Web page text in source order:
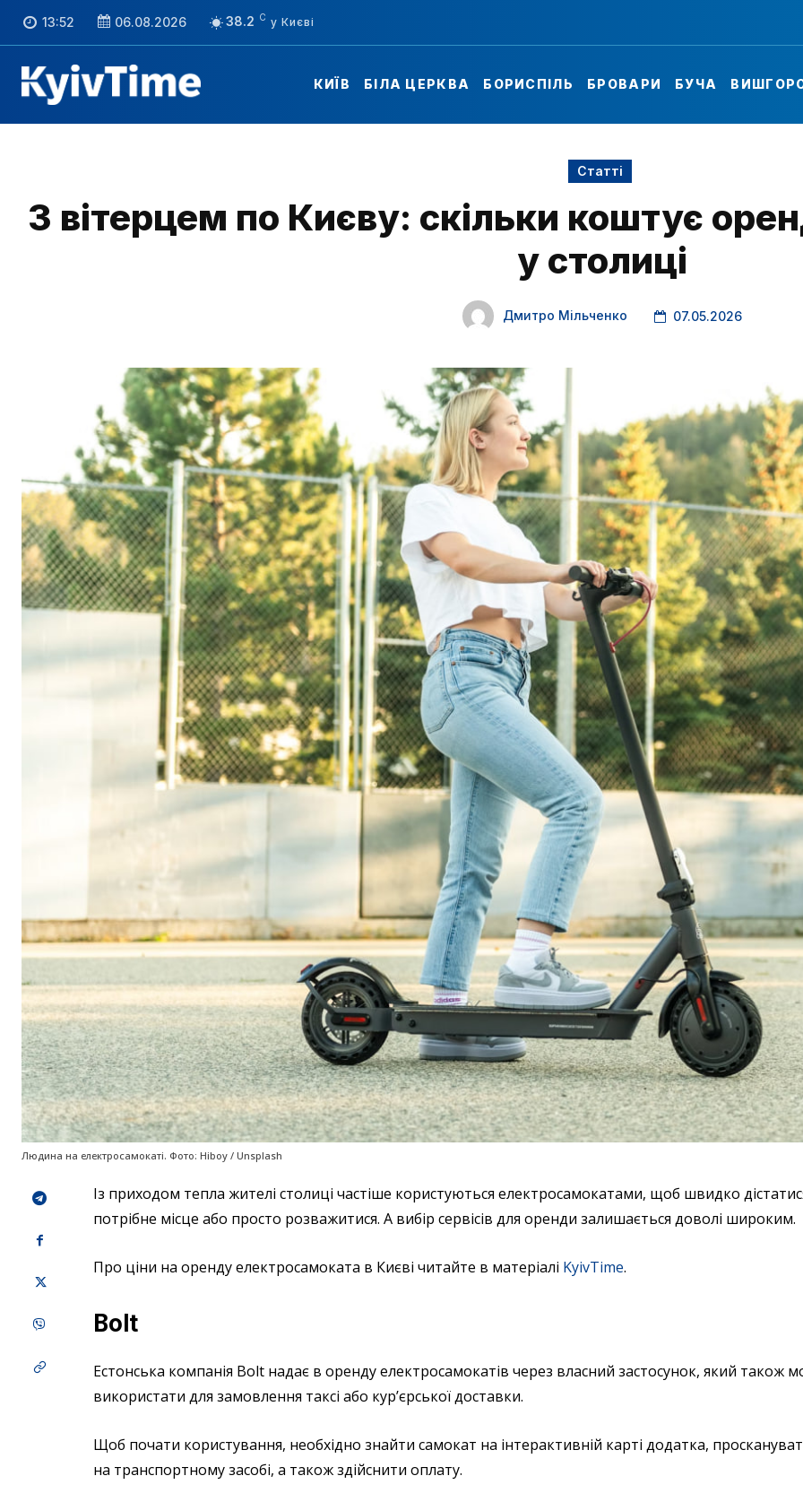
13:52 06.08.2026 38.2 C
КИЇВ БІЛА ЦЕРКВА БОРИСПІЛЬ БРОВАРИ БУЧА
Статті
З вітерцем по Києву: скільки коштує
у столиці
Дмитро Мільченко 07.05.2026
Людина на електросамокаті. Фото: Hiboy / Unsplash
Із приходом тепла жителі столиці частіше користуються електросамокатами, щоб швидко
потрібне місце або просто розважитися. А вибір сервісів для оренди залишається доволі широким.
Про ціни на оренду електросамоката в Києві читайте в матеріалі KyivTime.
Bolt
Естонська компанія Bolt надає в оренду електросамокатів через власний застосунок, який також
використати для замовлення таксі або кур’єрської доставки.
Щоб почати користування, необхідно знайти самокат на інтерактивній карті додатка,
на транспортному засобі, а також здійснити оплату.